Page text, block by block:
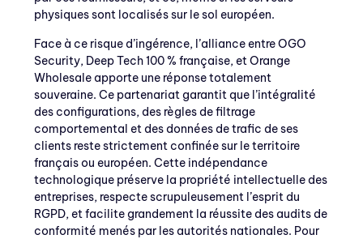
physiques sont localisés sur le sol européen.
Face à ce risque d’ingérence, l’alliance entre OGO
Security, Deep Tech 100 % française, et Orange
Wholesale apporte une réponse totalement
souveraine. Ce partenariat garantit que l’intégralité
des configurations, des règles de filtrage
comportemental et des données de trafic de ses
clients reste strictement confinée sur le territoire
français ou européen. Cette indépendance
technologique préserve la propriété intellectuelle des
entreprises, respecte scrupuleusement l’esprit du
RGPD, et facilite grandement la réussite des audits de
conformité menés par les autorités nationales. Pour